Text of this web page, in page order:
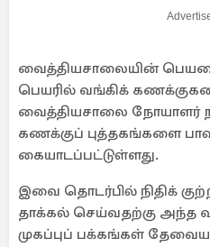
வைத்தியசாலையின்
பெயரில் வங்கிக் கணக்குகளை
வைத்தியசாலை நோயாளர்
கணக்குப் புத்தகங்களை
கையாடப்பட்டுள்ளது.
இவை தொடர்பில் நிதிக்
தாக்கல் செய்வதற்கு அந்த
முகப்புப் பக்கங்கள்